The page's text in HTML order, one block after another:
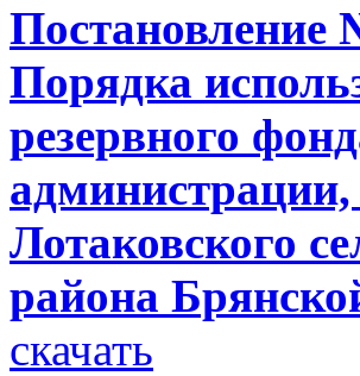
Постановление
Порядка
резервного
Лотаковского
района
скачать